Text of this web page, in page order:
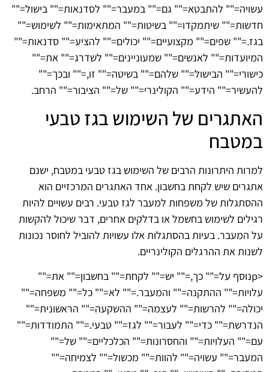
עשויה="" להתבטא="" גם="" במעבר="" לסדנאות="" בישול=""
חדשות="" שיתמקדו="" בשיטות="" המתאימות="" לשימוש=""
בגז.="" שפים="" מקצועיים="" יכולים="" להציע="" סדנאות=""
המיועדות="" לאנשים="" שמעוניינים="" לשדרג="" את=""
כישורי="" הבישול="" שלהם="" בשיטה="" זו,="" ובכך=""
להעשיר="" הידע="" הקולינרי="" של="" הציבור="" הרחב.
האתגרים של השימוש בגז טבעי
במטבח
למרות היתרונות הרבים של השימוש בגז טבעי במטבח, ישנם
אתגרים שיש לקחת בחשבון. אחד האתגרים המרכזיים הוא
ההסתגלות של משפחות למעבר לגז טבעי. רבים עשויים להיות
רגילים לשימוש בחשמל או בדלקים אחרים, דבר שיכול להקשות
על המעבר. בעיות בהסתגלות אלו עשויות להוביל לחוסר נכונות
לשנות את ההרגלים הקולינריים.
<pנוסף על="" כך,="" יש="" לקחת="" בחשבון="" את=""
עלויות="" ההתקנה="" והמעבר.="" לא="" כל="" משפחה=""
יכולה="" להרשות="" לעצמה="" ההשקעה="" הראשונית=""
הנדרשת="" כדי="" לעבור="" לגז="" טבעי.="" התמודדות=""
עם="" העלויות="" והחסרונות="" הכלכליים="" של=""
המעבר="" עשויה="" להוות="" מכשול="" לצמיחה=""